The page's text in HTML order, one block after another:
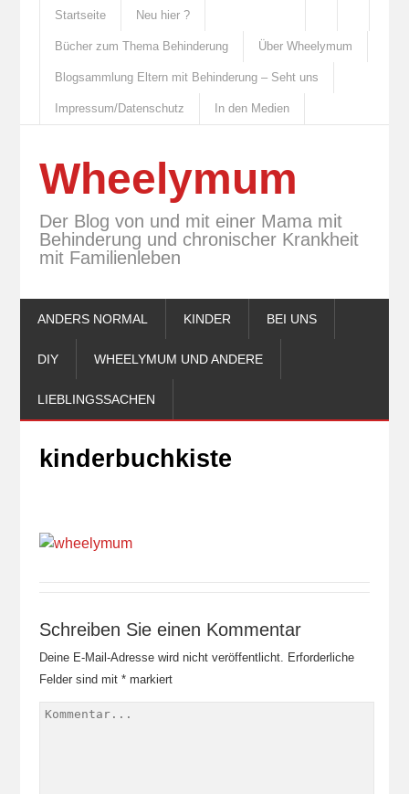
Startseite Neu hier ?
Bücher zum Thema Behinderung Über Wheelymum
Blogsammlung Eltern mit Behinderung – Seht uns
Impressum/Datenschutz In den Medien
Wheelymum
Der Blog von und mit einer Mama mit
Behinderung und chronischer Krankheit
mit Familienleben
ANDERS NORMAL KINDER BEI UNS
DIY WHEELYMUM UND ANDERE
LIEBLINGSSACHEN
kinderbuchkiste
Schreiben Sie einen Kommentar
Deine E-Mail-Adresse wird nicht veröffentlicht. Erforderliche
Felder sind mit *markiert